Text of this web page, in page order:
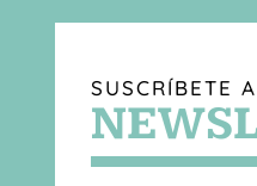
SUSCRÍBETE